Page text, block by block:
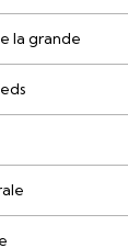
la grande